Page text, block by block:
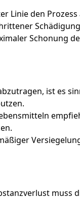
Linie den
Schonung
ist es
muss